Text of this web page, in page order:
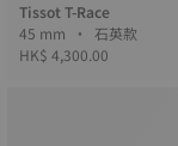
Tissot T-Race
45 mm • 石英款
HK$ 4,300.00